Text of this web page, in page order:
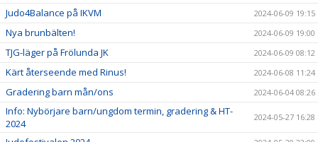
Judo4Balance på IKVM 2024-06-09 19:15
Nya brunbälten! 2024-06-09 19:00
TJG-läger på Frölunda JK 2024-06-09 08:12
Kärt återseende med Rinus! 2024-06-08 11:24
Gradering barn mån/ons 2024-06-04 08:26
Info: Nybörjare barn/ungdom termin, gradering & HT-
2024
2024-05-27 16:28